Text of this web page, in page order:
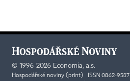
© 1996-2026 Economia, a.s.
Hospodářské noviny (print) ISSN 0862-9587